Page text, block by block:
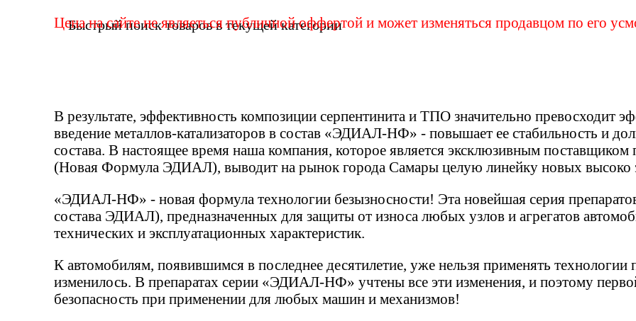
Цена на сайте не являеться публичной оффертой и может изменяться продавцом по его
В результате, эффективность композиции серпентинита и ТПО значительно превосходит
введение металлов-катализаторов в состав «ЭДИАЛ-НФ» - повышает ее стабильность и
состава. В настоящее время наша компания, которое является эксклюзивным
(Новая Формула ЭДИАЛ), выводит на рынок города Самары целую линейку новых высоко
«ЭДИАЛ-НФ» - новая формула технологии безызносности! Эта новейшая серия
состава ЭДИАЛ), предназначенных для защиты от износа любых узлов и агрегатов
технических и эксплуатационных характеристик.
К автомобилям, появившимся в последнее десятилетие, уже нельзя применять
изменилось. В препаратах серии «ЭДИАЛ-НФ» учтены все эти изменения, и поэтому
безопасность при применении для любых машин и механизмов!